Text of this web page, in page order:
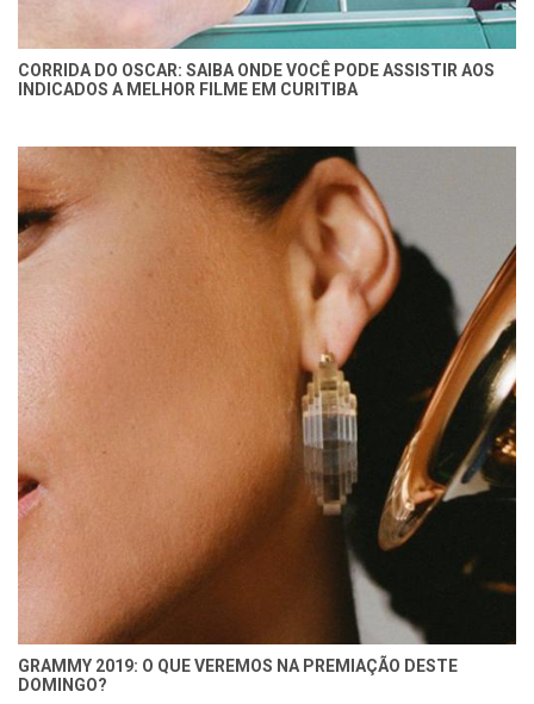
CORRIDA DO OSCAR: SAIBA ONDE VOCÊ PODE ASSISTIR AOS
INDICADOS A MELHOR FILME EM CURITIBA
GRAMMY 2019: O QUE VEREMOS NA PREMIAÇÃO DESTE
DOMINGO?